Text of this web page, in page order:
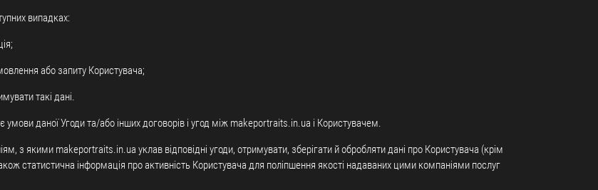
випадках:
або запиту Користувача;
такі дані.
даної Угоди та/або інших договорів і угод між makeportraits.in.ua і Користувачем.
якими makeportraits.in.ua уклав відповідні угоди, отримувати, зберігати й обробляти дані про Користувача (крім
статистична інформація про активність Користувача для поліпшення якості надаваних цими компаніями послуг